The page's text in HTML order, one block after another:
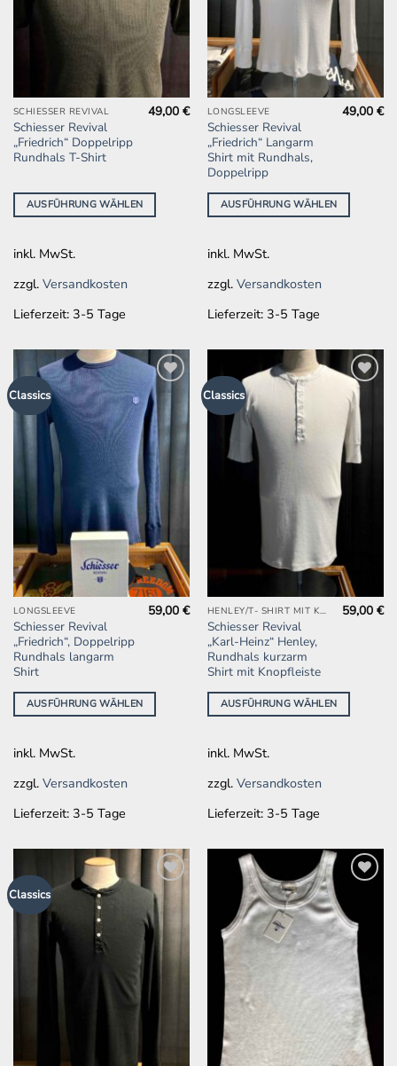
SCHIESSER REVIVAL
Schiesser Revival
„Friedrich“ Doppelripp
Rundhals T-Shirt
49,00€
AUSFÜHRUNG WÄHLEN
Dieses
Produkt
weist
Varianten
auf.
Optionen
können
auf
Produktseite
inkl. MwSt.
zzgl. Versandkosten
Lieferzeit: 3-5 Tage
LONGSLEEVE
Schiesser Revival
„Friedrich“ Langarm
Shirt mit Rundhals,
Doppelripp
49,00€
AUSFÜHRUNG WÄHLEN
Dieses
Produkt
weist
mehrere
Varianten
auf.
Optionen
können
auf
Produktseite
inkl. MwSt.
zzgl. Versandkosten
Lieferzeit: 3-5 Tage
Classics
Zur
Wunschliste
hinzufügen
LONGSLEEVE
Schiesser Revival
„Friedrich“, Doppelripp
Rundhals langarm
Shirt
59,00€
AUSFÜHRUNG WÄHLEN
Dieses
Produkt
weist
mehrere
Varianten
auf.
Optionen
können
auf
Produktseite
inkl. MwSt.
zzgl. Versandkosten
Lieferzeit: 3-5 Tage
Classics
Zur
Wunschliste
hinzufügen
HENLEY/T- SHIRT MIT KNOPFLEISTE
Schiesser Revival
„Karl-Heinz“ Henley,
Rundhals kurzarm
Shirt mit Knopfleiste
59,00€
AUSFÜHRUNG WÄHLEN
Dieses
Produkt
weist
mehrere
Varianten
auf.
Optionen
können
auf
Produktseite
werden
inkl. MwSt.
zzgl. Versandkosten
Lieferzeit: 3-5 Tage
Classics
Zur
Wunschliste
hinzufügen
Wunschliste
hinzufügen